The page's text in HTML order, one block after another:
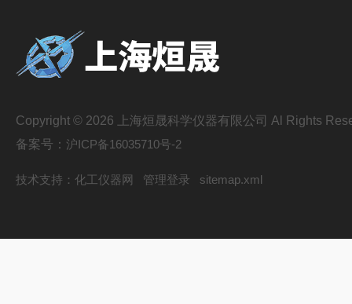
Copyright © 2026 上海烜晟科学仪器有限公司 Al Rights
备案号： 沪ICP备16035710号-2
技术支持： 化工仪器网 管理登录 sitemap.xml